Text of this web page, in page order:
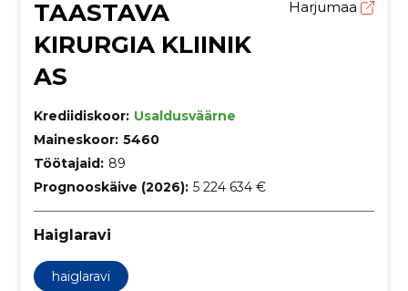
TAASTAVA
KIRURGIA KLIINIK
AS
Harjumaa
Krediidiskoor: Usaldusväärne
Maineskoor: 5460
Töötajaid: 89
Prognooskäive (2026): 5 224 634 €
Haiglaravi
haiglaravi